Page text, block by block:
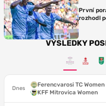
První
rozhodl
VÝSLEDKY
Dnes
Ferencvarosi TC Women
KFF Mitrovica Women